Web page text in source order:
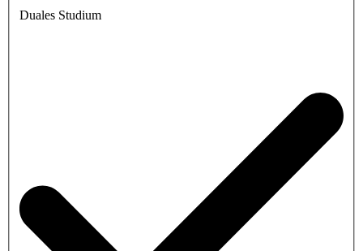
Duales Studium